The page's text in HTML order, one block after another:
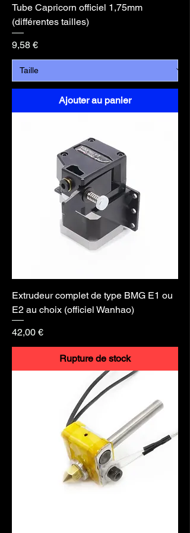
Tube Capricorn officiel 1,75mm
(différentes tailles)
Prix
9,58 €
Ajouter au panier
Extrudeur complet de type BMG E1 ou
E2 au choix (officiel Wanhao)
Prix
42,00 €
Rupture de stock